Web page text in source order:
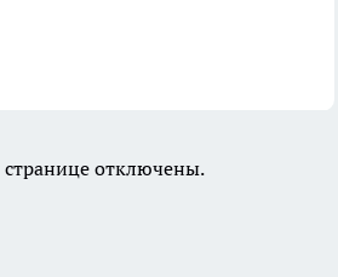
отключены.